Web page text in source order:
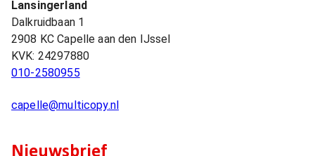
Lansingerland
Dalkruidbaan 1
2908 KC Capelle aan den IJssel
KVK: 24297880
010-2580955
capelle@multicopy.nl